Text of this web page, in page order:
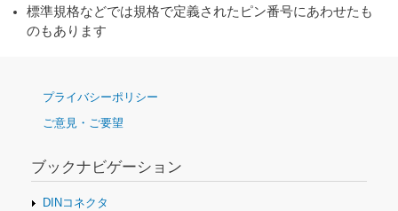
標準規格などでは規格で定義されたピン番号にあわせたも
のもあります
ナ
ゲ
シ
ョ
ン
プライバシーポリシー
ご意見・ご要望
ブックナビゲーション
DINコネクタ